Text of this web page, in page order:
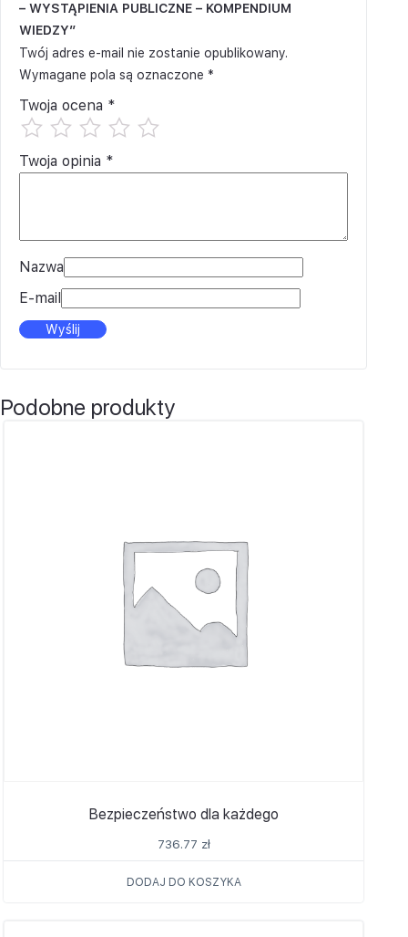
– WYSTĄPIENIA PUBLICZNE – KOMPENDIUM
WIEDZY”
Twój adres e-mail nie zostanie opublikowany.
Wymagane pola są oznaczone *
Twoja ocena *
Twoja opinia *
Nazwa
E-mail
Podobne produkty
Bezpieczeństwo dla każdego
736.77 zł
DODAJ DO KOSZYKA